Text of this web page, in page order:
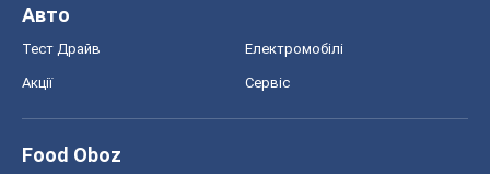
Авто
Тест Драйв Електромобілі
Акції Сервіс
Food Oboz